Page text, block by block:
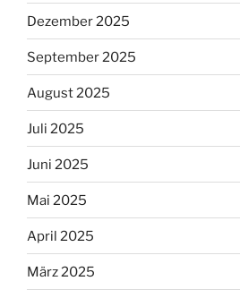
Dezember 2025
September 2025
August 2025
Juli 2025
Juni 2025
Mai 2025
April 2025
März 2025